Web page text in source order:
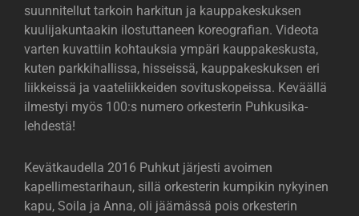
suunnitellut tarkoin harkitun ja kauppakeskuksen
kuulijakuntaakin ilostuttaneen koreografian. Videota
varten kuvattiin kohtauksia ympäri kauppakeskusta,
kuten parkkihallissa, hisseissä, kauppakeskuksen eri
liikkeissä ja vaateliikkeiden sovituskopeissa. Keväällä
ilmestyi myös 100:s numero orkesterin Puhkusika-
lehdestä!
Kevätkaudella 2016 Puhkut järjesti avoimen
kapellimestarihaun, sillä orkesterin kumpikin nykyinen
kapu, Soila ja Anna, oli jäämässä pois orkesterin